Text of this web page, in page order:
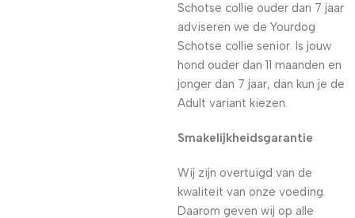
Schotse collie ouder dan 7 jaar
adviseren we de Yourdog
Schotse collie senior. Is jouw
hond ouder dan 11 maanden en
jonger dan 7 jaar, dan kun je de
Adult variant kiezen.
Smakelijkheidsgarantie
Wij zijn overtuigd van de
kwaliteit van onze voeding.
Daarom geven wij op alle